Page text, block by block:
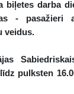
biļetes darba
- pasažieri
veidus.
pulksten